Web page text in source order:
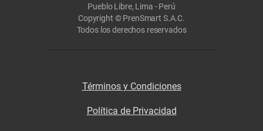
Pueblo Libre, Lima - Perú
Copyright © PrenSmart S.A.C.
Todos los derechos reservados
Términos y Condiciones
Política de Privacidad